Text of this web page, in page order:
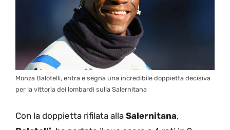
Monza Balotelli, entra e segna una incredibile doppietta decisiva
per la vittoria dei lombardi sulla Salernitana
Con la doppietta rifilata alla Salernitana,